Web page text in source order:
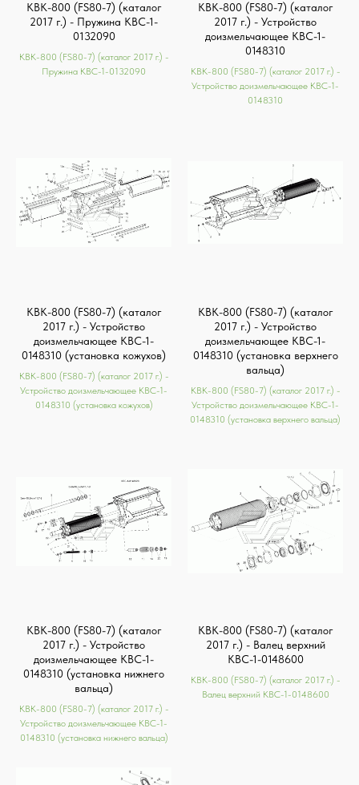
КВК-800 (FS80-7) (каталог
2017 г.) - Пружина КВС-1-
0132090
КВК-800 (FS80-7) (каталог 2017 г.) -
Пружина КВС-1-0132090
КВК-800 (FS80-7) (каталог
2017 г.) - Устройство
доизмельчающее КВС-1-
0148310
КВК-800 (FS80-7) (каталог 2017 г.) -
Устройство доизмельчающее КВС-1-
0148310
КВК-800 (FS80-7) (каталог
2017 г.) - Устройство
доизмельчающее КВС-1-
0148310 (установка кожухов)
КВК-800 (FS80-7) (каталог 2017 г.) -
Устройство доизмельчающее КВС-1-
0148310 (установка кожухов)
КВК-800 (FS80-7) (каталог
2017 г.) - Устройство
доизмельчающее КВС-1-
0148310 (установка верхнего
вальца)
КВК-800 (FS80-7) (каталог 2017 г.) -
Устройство доизмельчающее КВС-1-
0148310 (установка верхнего вальца)
КВК-800 (FS80-7) (каталог
2017 г.) - Устройство
доизмельчающее КВС-1-
0148310 (установка нижнего
вальца)
КВК-800 (FS80-7) (каталог 2017 г.) -
Устройство доизмельчающее КВС-1-
0148310 (установка нижнего вальца)
КВК-800 (FS80-7) (каталог
2017 г.) - Валец верхний
КВС-1-0148600
КВК-800 (FS80-7) (каталог 2017 г.) -
Валец верхний КВС-1-0148600